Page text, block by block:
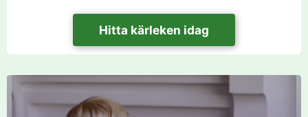
Hitta kärleken idag